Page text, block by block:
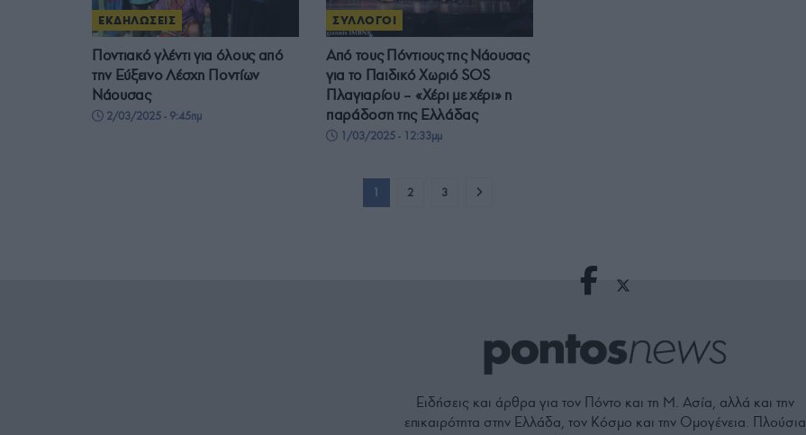
ΕΚΔΗΛΩΣΕΙΣ
Ποντιακό γλέντι για όλους από
την Εύξεινο Λέσχη Ποντίων
Νάουσας
2/03/2025 - 9:45πμ
ΣΥΛΛΟΓΟΙ
Από τους Πόντιους της Νάουσας
για το Παιδικό Χωριό SOS
Πλαγιαρίου – «Χέρι με χέρι» η
παράδοση της Ελλάδας
1/03/2025 - 12:33μμ
1 2 3
Ειδήσεις και άρθρα για τον Πόντο και τη Μ. Ασία, αλλά και την
επικαιρότητα στην Ελλάδα, τον Κόσμο και την Ομογένεια. Πλούσια